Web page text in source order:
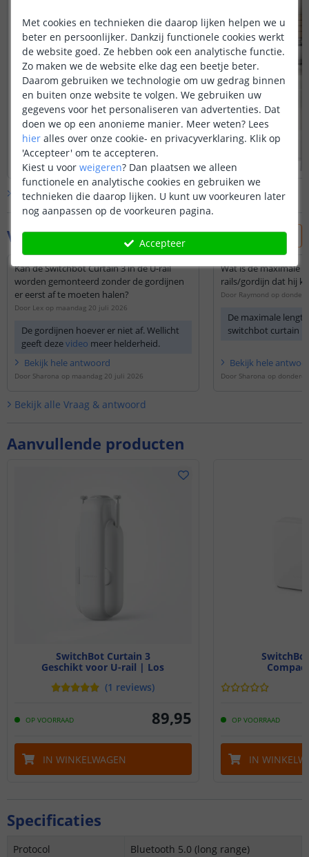
Aanvullende producten
SwitchBot Curtain 3
Geschikt voor U-rail | Los
(1 reviews)
OP VOORRAAD 89,95
IN WINKELWAGEN
OP VOORRAAD
IN
Bekijk alleklantfoto’s
Vraag & antwoord
Kan de Switchbot Curtain 3 in de U-rail
worden gemonteerd zonder de gordijnen
er eerst af te moeten halen?
Door Lex op maandag 20 juli 2026
De gordijnen hoever er niet af. Wellicht
geeft dezevideo meer helderheid.
Bekijk hele antwoord
Door Sharona op maandag 20 juli 2026
Wat is de maximale
rails/gordijn dat hij
Door Raymond op
De maximale
switchbot curtain
Bekijk hele
Door Sharona op
Bekijk alle Vraag & antwoord
Specificaties
Protocol
Bluetooth 5.0 (long range)
Met cookies en technieken die daarop lijken helpen we u
beter en persoonlijker. Dankzij functionele cookies werkt
de website goed. Ze hebben ook een analytische functie.
Zo maken we de website elke dag een beetje beter.
Daarom gebruiken we technologie om uw gedrag binnen
en buiten onze website te volgen. We gebruiken uw
gegevens voor het personaliseren van advertenties. Dat
doen we op een anonieme manier. Meer weten? Lees
hier alles over onze cookie- en privacyverklaring. Klik op
'Accepteer' om te accepteren.
Kiest u voor weigeren? Dan plaatsen we alleen
functionele en analytische cookies en gebruiken we
technieken die daarop lijken. U kunt uw voorkeuren later
nog aanpassen op de voorkeuren pagina.
Accepteer